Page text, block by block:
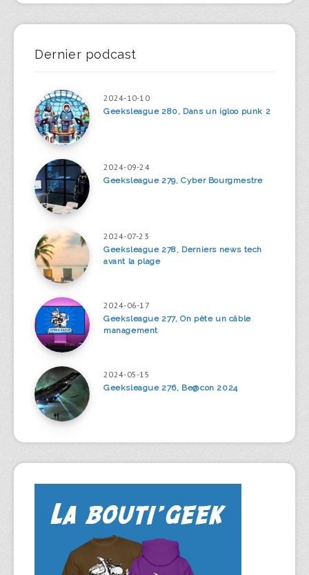
Dernier podcast
2024-10-10
Geeksleague 280, Dans un igloo punk 2
2024-09-24
Geeksleague 279, Cyber Bourgmestre
2024-07-23
Geeksleague 278, Derniers news tech
avant la plage
2024-06-17
Geeksleague 277, On pète un câble
management
2024-05-15
Geeksleague 276, Be@con 2024